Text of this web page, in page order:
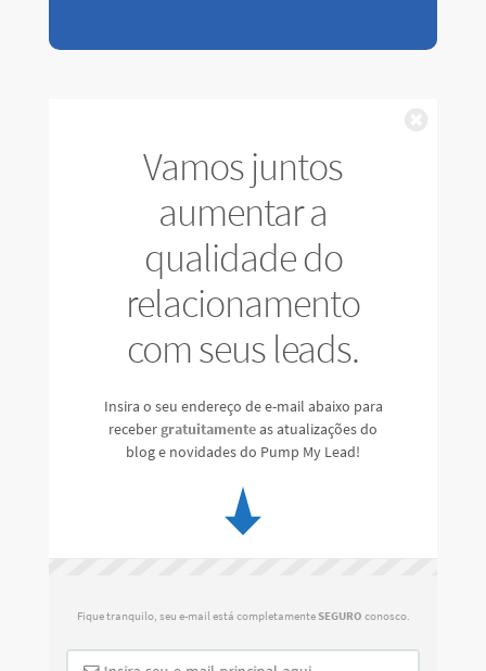
Vamos juntos
aumentar a
qualidade do
relacionamento
com seus leads.
Insira o seu endereço de e-mail abaixo para
recebergratuitamenteas atualizações do
blog e novidades do Pump My Lead!
Fique tranquilo, seu e-mail está completamente SEGURO conosco.